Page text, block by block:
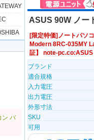
ン バ
ASUS 90W ノー
[限定特価]ノートパソ
Modern 8RC-035MY
証】 note-pc.co:ASUS
ブランド
適合規格
入力電圧
出力電圧
外形寸法
SKU
可用